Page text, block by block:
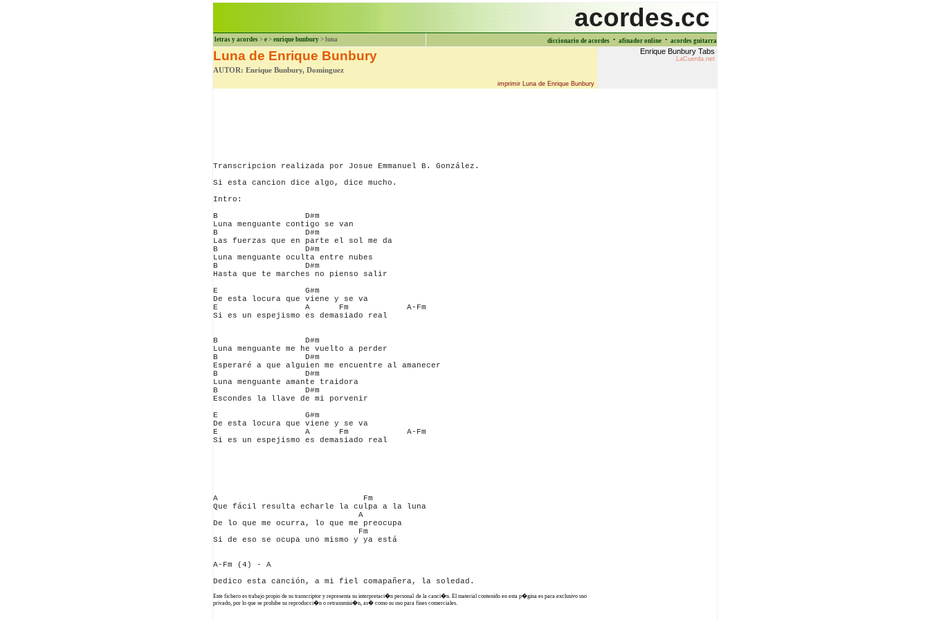
acordes.cc
letras y acordes > e > enrique bunbury > luna diccionario de acordes · afinador online · acordes guitarra
Luna de Enrique Bunbury
AUTOR: Enrique Bunbury, Dominguez
Enrique Bunbury Tabs
LaCuerda.net
imprimir Luna de Enrique Bunbury
Transcripcion realizada por Josue Emmanuel B. González.
Si esta cancion dice algo, dice mucho.
Intro:
B                  D#m
Luna menguante contigo se van
B                  D#m
Las fuerzas que en parte el sol me da
B                  D#m
Luna menguante oculta entre nubes
B                  D#m
Hasta que te marches no pienso salir
E                  G#m
De esta locura que viene y se va
E                  A      Fm            A-Fm
Si es un espejismo es demasiado real
B                  D#m
Luna menguante me he vuelto a perder
B                  D#m
Esperaré a que alguien me encuentre al amanecer
B                  D#m
Luna menguante amante traidora
B                  D#m
Escondes la llave de mi porvenir
E                  G#m
De esta locura que viene y se va
E                  A      Fm            A-Fm
Si es un espejismo es demasiado real
A                              Fm
Que fácil resulta echarle la culpa a la luna
                              A
De lo que me ocurra, lo que me preocupa
                              Fm
Si de eso se ocupa uno mismo y ya está
A-Fm (4) - A
Este fichero es trabajo propio de su transcriptor y representa su interpretaci�n personal de la canci�n. El material contenido en esta p�gina es para exclusivo uso
privado, por lo que se prohibe su reproducci�n o retransmisi�n, as� como su uso para fines comerciales.